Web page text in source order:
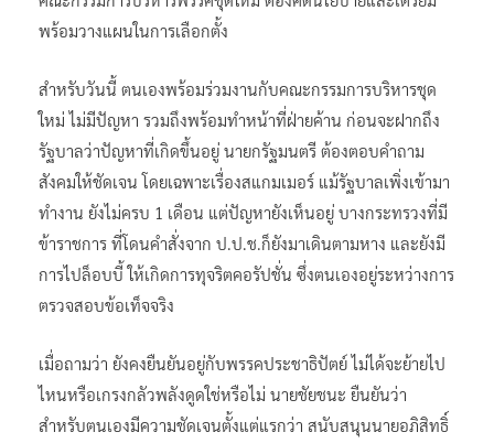
พร้อมวางแผนในการเลือกตั้ง
สำหรับวันนี้ ตนเองพร้อมร่วมงานกับคณะกรรมการบริหารชุด
ใหม่​ ไม่มีปัญหา รวมถึงพร้อมทำหน้าที่ฝ่ายค้าน​ ก่อนจะฝากถึง
รัฐบาลว่าปัญหาที่เกิดขึ้นอยู่ นายกรัฐมนตรี​ ต้องตอบคำถาม
สังคมให้ชัดเจน โดยเฉพาะเรื่องสแกมเมอร์​ แม้รัฐบาลเพิ่งเข้ามา
ทำงาน ยังไม่ครบ 1 เดือน​ แต่ปัญหายังเห็นอยู่ บางกระทรวงที่มี
ข้าราชการ ที่โดนคำสั่งจาก​ ป.ป.ช.ก็ยังมาเดินตามหาง และยังมี
การไปล็อบบี้ ให้เกิดการทุจริตคอรัปชั่น​ ซึ่งตนเองอยู่ระหว่างการ
ตรวจสอบข้อเท็จจริง​
เมื่อถามว่า ยังคงยืนยันอยู่กับพรรคประชาธิปัตย์ ไม่ได้จะย้ายไป
ไหนหรือเกรงกลัวพลังดูดใช่หรือไม่​ นายชัยชนะ​ ยืนยันว่า​
สำหรับตนเองมีความชัดเจนตั้งแต่แรก​ว่า​ สนับสนุนนายอภิสิทธิ์​